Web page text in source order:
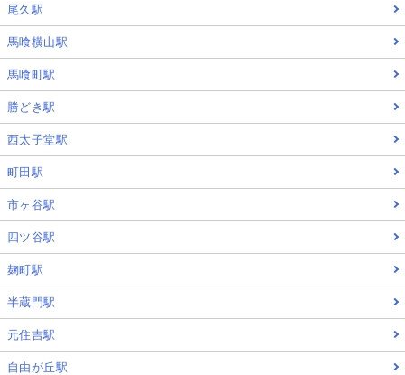
尾久駅
馬喰横山駅
馬喰町駅
勝どき駅
西太子堂駅
町田駅
市ヶ谷駅
四ツ谷駅
麹町駅
半蔵門駅
元住吉駅
自由が丘駅